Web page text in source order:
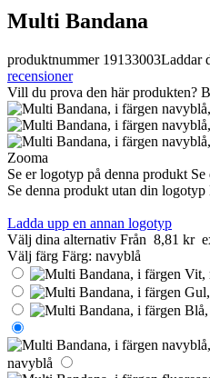
Multi Bandana
produktnummer 19133003Laddar
recensioner
Vill du prova den här produkten?
Zooma
Se er logotyp på denna produkt
Se denna produkt utan din logotyp
Ladda upp en annan logotyp
Välj dina alternativ Från 8,81 kr
Välj färg Färg: navyblå
navyblå